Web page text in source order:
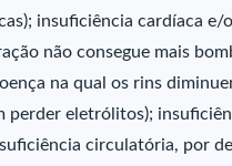
insuficiência cardíaca e/
não consegue mais
na qual os rins
perder eletrólitos);
circulatória, por